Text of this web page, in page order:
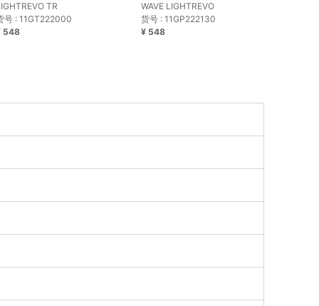
TR
号 : 11GT222000
548
WAVE LIGHTREVO
货号 : 11GP222130
¥ 548